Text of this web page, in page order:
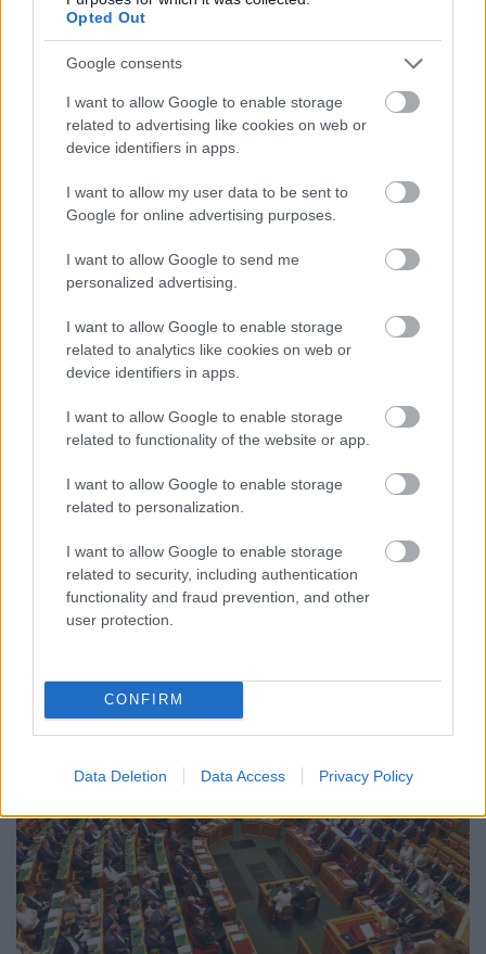
Opted Out
Google consents
I want to allow Google to enable storage
related to advertising like cookies on web or
device identifiers in apps.
I want to allow my user data to be sent to
Google for online advertising purposes.
I want to allow Google to send me
personalized advertising.
I want to allow Google to enable storage
related to analytics like cookies on web or
device identifiers in apps.
I want to allow Google to enable storage
related to functionality of the website or app.
I want to allow Google to enable storage
related to personalization.
I want to allow Google to enable storage
related to security, including authentication
functionality and fraud prevention, and other
user protection.
CONFIRM
Data Deletion Data Access Privacy Policy
hét második felére, a hőségriadó idején ráadásul a Várkazamata
– Kőtár is díjmentesen látogatható.
CZUNYINÉ HARCA A GMAIL ÉS AZ ÖNKÉNY ELLEN
- LETILTOTTA A GOOGLE A VÉDVONAL LEVELEZŐ
Nem vicc! A Fidesz maradéka tényleg egy ingyenes e-mail
szolgáltatást használt, hogy megvédje a Fidesz maradékát.